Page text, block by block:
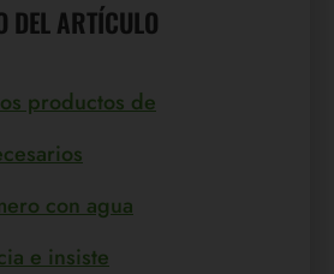
DEL ARTÍCULO
productos de
con agua
e insiste